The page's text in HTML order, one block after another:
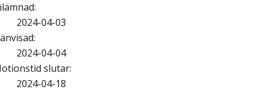
:
2024-04-03
:
2024-04-04
slutar:
2024-04-18